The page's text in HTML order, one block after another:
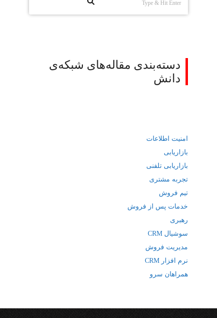
دسته‌بندی مقاله‌های شبکه‌ی
دانش
امنیت اطلاعات
بازاریابی
بازاریابی تلفنی
تجربه مشتری
تیم فروش
خدمات پس از فروش
رهبری
سوشیال CRM
مدیریت فروش
نرم افزار CRM
همراهان سرو